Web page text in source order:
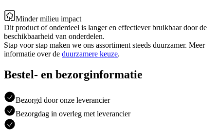
Minder milieu impact
Dit product of onderdeel is langer en effectiever bruikbaar door de
beschikbaarheid van onderdelen.
Stap voor stap maken we ons assortiment steeds duurzamer. Meer
informatie over de duurzamere keuze.
Bestel- en bezorginformatie
Bezorgd door onze leverancier
Bezorgdag in overleg met leverancier